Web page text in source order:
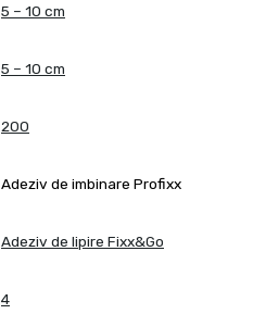
5 – 10 cm
5 – 10 cm
200
Adeziv de imbinare Profixx
Adeziv de lipire Fixx&Go
4